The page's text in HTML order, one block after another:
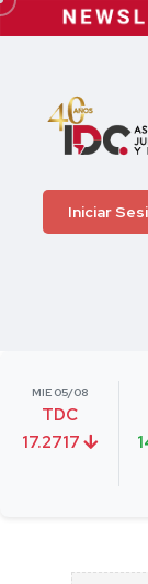
Iniciar
MIE 05/08
TDC
17.2717